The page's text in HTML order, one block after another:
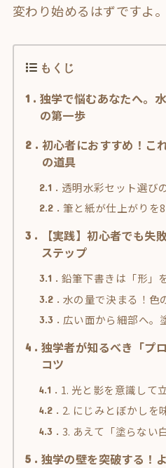
変わり始めるはずですよ。
もくじ
1
独学で悩むあなたへ。
の第一歩
2
初心者におすすめ！こ
の道具
2.1 透明水彩セット選び
2.2 筆と紙が仕上がりを
3
【実践】初心者でも失
ステップ
3.1 鉛筆下書きは「形」
3.2 水の量で決まる！色
3.3 広い面から細部へ。
4
独学者が知るべき「プ
コツ
4.1 1. 光と影を意識して
4.2 2. にじみとぼかしを
4.3 3. あえて「塗らない
5 独学の壁を突破する！